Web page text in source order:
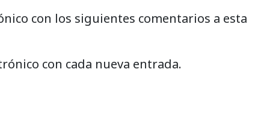
con los siguientes comentarios a esta
con cada nueva entrada.